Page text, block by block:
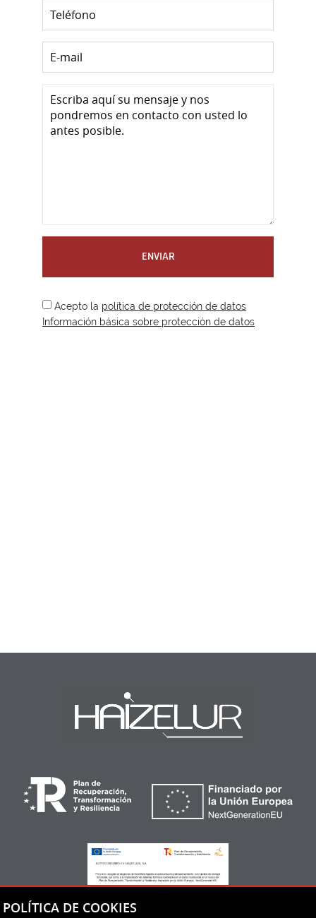
ENVIAR
Acepto la política de protección de datos
Información básica sobre protección de datos
POLÍTICA DE COOKIES